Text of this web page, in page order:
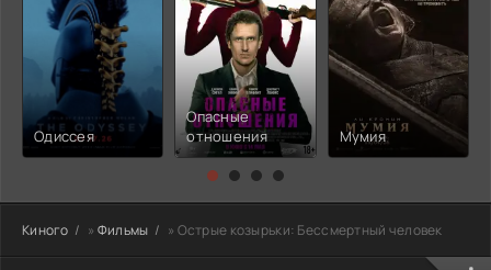
Одиссея
Опасные
отношения
Мумия
Киного » Фильмы » Острые козырьки: Бессмертный человек